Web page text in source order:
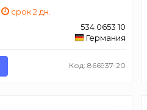
срок 2 дн.
534 0653 10
Германия
Код: 866937-20